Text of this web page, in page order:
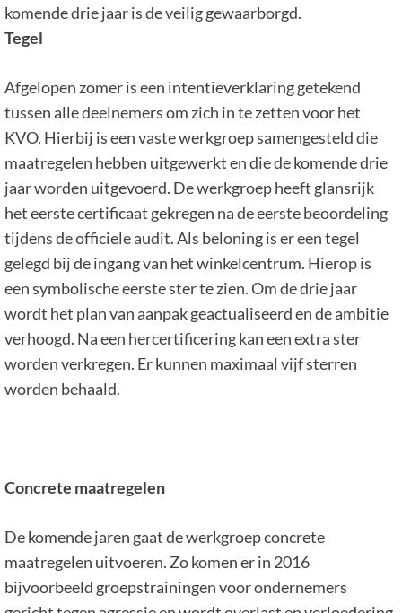
komende drie jaar is de veilig gewaarborgd.
Tegel
Afgelopen zomer is een intentieverklaring getekend
tussen alle deelnemers om zich in te zetten voor het
KVO. Hierbij is een vaste werkgroep samengesteld die
maatregelen hebben uitgewerkt en die de komende drie
jaar worden uitgevoerd. De werkgroep heeft glansrijk
het eerste certificaat gekregen na de eerste beoordeling
tijdens de officiele audit. Als beloning is er een tegel
gelegd bij de ingang van het winkelcentrum. Hierop is
een symbolische eerste ster te zien. Om de drie jaar
wordt het plan van aanpak geactualiseerd en de ambitie
verhoogd. Na een hercertificering kan een extra ster
worden verkregen. Er kunnen maximaal vijf sterren
worden behaald.
Concrete maatregelen
De komende jaren gaat de werkgroep concrete
maatregelen uitvoeren. Zo komen er in 2016
bijvoorbeeld groepstrainingen voor ondernemers